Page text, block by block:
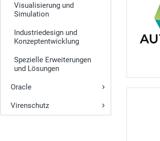
Visualisierung und
Simulation
Industriedesign und
Konzeptentwicklung
Spezielle Erweiterungen
und Lösungen
Oracle
Virenschutz